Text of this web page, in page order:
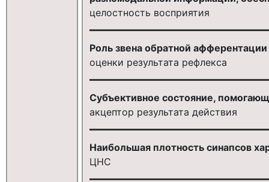
целостность восприятия
Роль звена обратной
оценки результата рефлекса
Субъективное состояние,
акцептор результата действия
Наибольшая плотность синапсов
ЦНС